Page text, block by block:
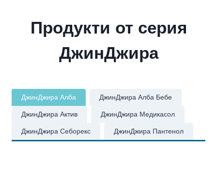
Продукти от серия
ДжинДжира
ДжинДжира Алба ДжинДжира Алба Бебе
ДжинДжира Актив ДжинДжира Медикасол
ДжинДжира Себорекс ДжинДжира Пантенол